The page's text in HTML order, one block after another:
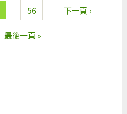
56 下一頁 ›
最後一頁 »